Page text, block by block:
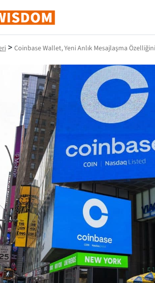
> Coinbase Wallet, Yeni Anlık Mesajlaşma Özelliğini